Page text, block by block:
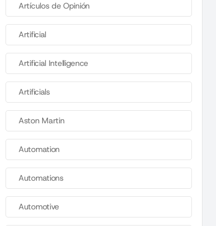
Artículos de Opinión
Artificial
Artificial Intelligence
Artificials
Aston Martin
Automation
Automations
Automotive